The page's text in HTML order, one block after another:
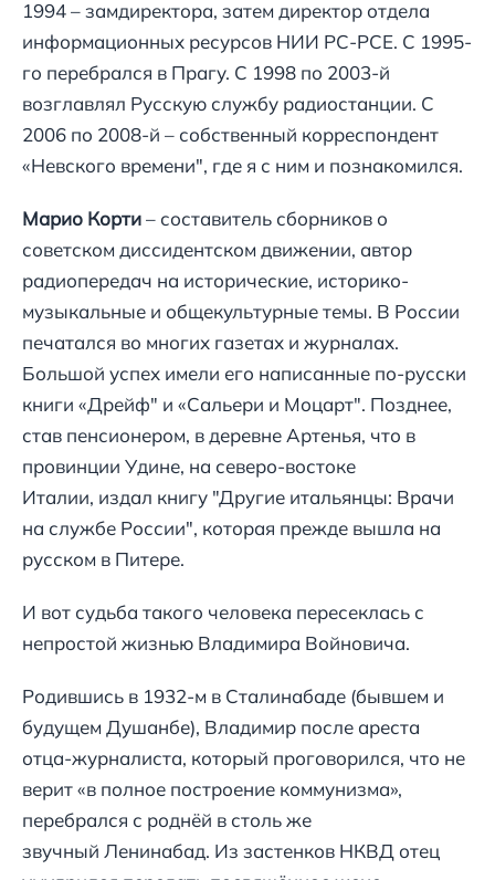
1994 – замдиректора, затем директор отдела
информационных ресурсов НИИ РС-РСЕ. С 1995-
го перебрался в Прагу. С 1998 по 2003-й
возглавлял Русскую службу радиостанции. С
2006 по 2008-й – собственный корреспондент
«Невского времени", где я с ним и познакомился.
Марио Корти– составитель сборников о
советском диссидентском движении, автор
радиопередач на исторические, историко-
музыкальные и общекультурные темы. В России
печатался во многих газетах и журналах.
Большой успех имели его написанные по-русски
книги «Дрейф" и «Сальери и Моцарт". Позднее,
став пенсионером, в деревне Артенья, что в
провинции Удине, на северо-востоке
Италии, издал книгу "Другие итальянцы: Врачи
на службе России", которая прежде вышла на
русском в Питере.
И вот судьба такого человека пересеклась с
непростой жизнью Владимира Войновича.
Родившись в 1932-м в Сталинабаде (бывшем и
будущем Душанбе), Владимир после ареста
отца-журналиста, который проговорился, что не
верит «в полное построение коммунизма»,
перебрался с роднёй в столь же
звучный Ленинабад. Из застенков НКВД отец